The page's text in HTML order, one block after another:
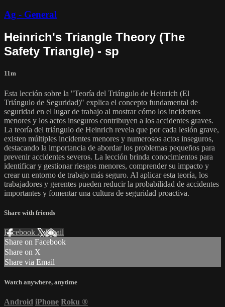
Ag - General
Heinrich's Triangle Theory (The
Safety Triangle) - sp
11m
Esta lección sobre la "Teoría del Triángulo de Heinrich (El
Triángulo de Seguridad)" explica el concepto fundamental de
seguridad en el lugar de trabajo al mostrar cómo los incidentes
menores y los actos inseguros contribuyen a los accidentes graves.
La teoría del triángulo de Heinrich revela que por cada lesión grave,
existen múltiples incidentes menores y numerosos actos inseguros,
destacando la importancia de abordar los problemas pequeños para
prevenir accidentes severos. La lección brinda conocimientos para
identificar y gestionar riesgos menores, comprender su impacto y
crear un entorno de trabajo más seguro. Al aplicar esta teoría, los
trabajadores y gerentes pueden reducir la probabilidad de accidentes
importantes y fomentar una cultura de seguridad proactiva.
Share with friends
Facebook XEmail
Share on Facebook
Share on X
Share via Email
Watch anywhere, anytime
Android iPhone Roku ®